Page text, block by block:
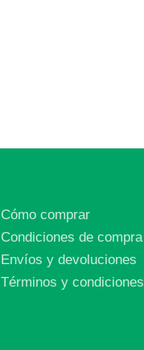
Cómo comprar
Condiciones de compra
Envíos y devoluciones
Términos y condiciones